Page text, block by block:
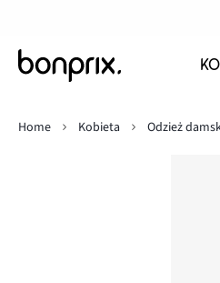
Home
Kobieta Odzież